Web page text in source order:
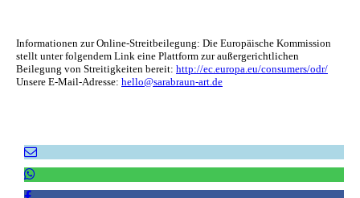
Informationen zur Online-Streitbeilegung: Die Europäische Kommission
stellt unter folgendem Link eine Plattform zur außergerichtlichen
Beilegung von Streitigkeiten bereit: http://ec.europa.eu/consumers/odr/
Unsere E-Mail-Adresse: hello@sarabraun-art.de